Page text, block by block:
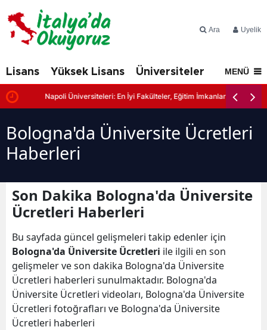
Ara Üyelik
Lisans Yüksek Lisans Üniversiteler İtalya'da
MENÜ
Napoli Üniversiteleri: En İyi Fakülteler, Eğitim İmkanları ve Başvuru
Bologna'da Üniversite Ücretleri
Haberleri
Son Dakika Bologna'da Üniversite
Ücretleri Haberleri
Bu sayfada güncel gelişmeleri takip edenler için
Bologna'da Üniversite Ücretleri ile ilgili en son
gelişmeler ve son dakika Bologna'da Üniversite
Ücretleri haberleri sunulmaktadır. Bologna'da
Üniversite Ücretleri videoları, Bologna'da Üniversite
Ücretleri fotoğrafları ve Bologna'da Üniversite
Ücretleri haberleri